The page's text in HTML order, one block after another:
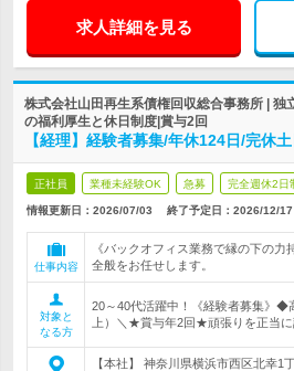
求人詳細を見る
株式会社山田再生系債権回収総合事務所 | 独
の福利厚生と休日制度|賞与2回
【経理】経験者募集/年休124日/完休
正社員 業種未経験OK 急募 完全週休2日
情報更新日：2026/07/03 終了予定日： 2026/12/17
仕事内容
《バックオフィス業務で縁の下の
全般をお任せします。
対象と
なる方
20～40代活躍中！《経験者募集》◆
上）＼★賞与年2回★頑張りを正当に
【本社】 神奈川県横浜市西区北幸1